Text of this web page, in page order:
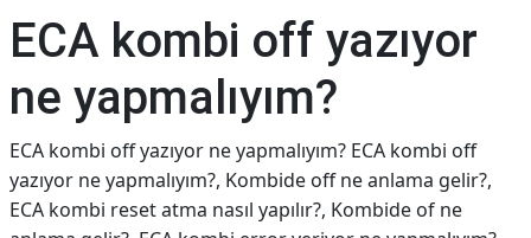
ECA kombi off yazıyor
ne yapmalıyım?
ECA kombi off yazıyor ne yapmalıyım? ECA kombi off
yazıyor ne yapmalıyım?, Kombide off ne anlama gelir?,
ECA kombi reset atma nasıl yapılır?, Kombide of ne